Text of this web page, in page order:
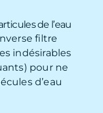
de l’eau
filtre
indésirables
pour ne
d’eau